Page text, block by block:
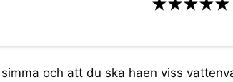
och att du ska haen viss